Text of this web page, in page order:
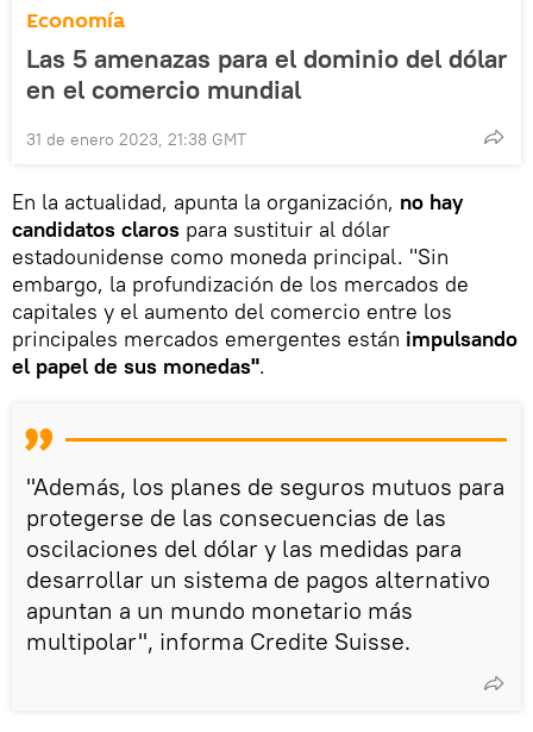
Economía
Las 5 amenazas para el dominio del dólar
en el comercio mundial
31 de enero 2023, 21:38 GMT
En la actualidad, apunta la organización, no hay
candidatos claros para sustituir al dólar
estadounidense como moneda principal. "Sin
embargo, la profundización de los mercados de
capitales y el aumento del comercio entre los
principales mercados emergentes están impulsando
el papel de sus monedas".
"Además, los planes de seguros mutuos para
protegerse de las consecuencias de las
oscilaciones del dólar y las medidas para
desarrollar un sistema de pagos alternativo
apuntan a un mundo monetario más
multipolar", informa Credite Suisse.